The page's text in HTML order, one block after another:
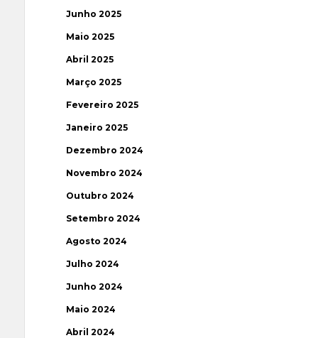
Junho 2025
Maio 2025
Abril 2025
Março 2025
Fevereiro 2025
Janeiro 2025
Dezembro 2024
Novembro 2024
Outubro 2024
Setembro 2024
Agosto 2024
Julho 2024
Junho 2024
Maio 2024
Abril 2024